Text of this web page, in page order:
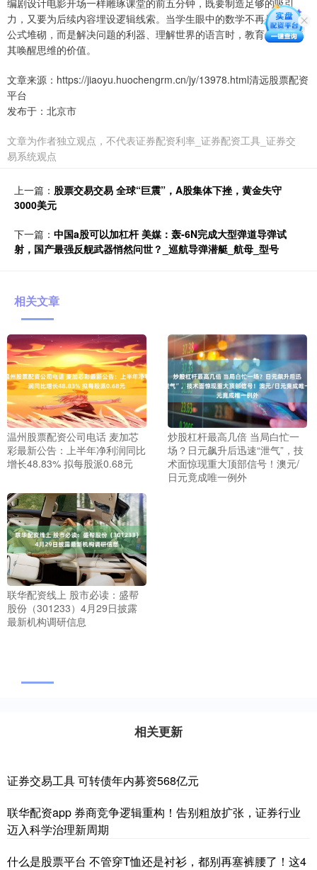
编剧设计电影开场一样雕琢课堂的前五分钟，既要制造足够的吸引
力，又要为后续内容埋设逻辑线索。当学生眼中的数学不再是枯燥的
公式堆砌，而是解决问题的利器、理解世界的语言时，教育便实现了
其唤醒思维的价值。
文章来源：https://jiaoyu.huochengrm.cn/jy/13978.html清远股票配资
平台
发布于：北京市
文章为作者独立观点，不代表证券配资利率_证券配资工具_证券交
易系统观点
上一篇： 股票交易交易 全球“巨震”，A股集体下挫，黄金失守
3000美元
下一篇： 中国a股可以加杠杆 美媒：轰-6N完成大型弹道导弹试
射，国产最强反舰武器悄然问世？_巡航导弹潜艇_航母_型号
相关文章
温州股票配资公司电话 麦加芯
彩最新公告：上半年净利润同比
增长48.83% 拟每股派0.68元
炒股杠杆最高几倍 当局白忙一
场？日元飙升后迅速“泄气”，技
术面惊现重大顶部信号！澳元/
日元竟成唯一例外
联华配资线上 股市必读：盛帮
股份（301233）4月29日披露
最新机构调研信息
相关更新
证券交易工具 可转债年内募资568亿元
联华配资app 券商竞争逻辑重构！告别粗放扩张，证券行业
迈入科学治理新周期
什么是股票平台 不管穿T恤还是衬衫，都别再塞裤腰了！这4